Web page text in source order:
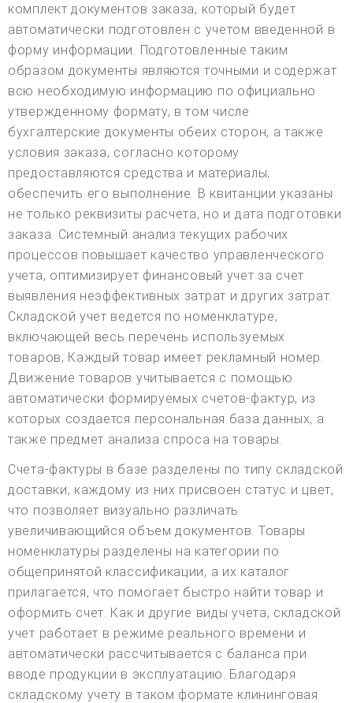
комплект документов заказа, который будет
автоматически подготовлен с учетом введенной в
форму информации. Подготовленные таким
образом документы являются точными и содержат
всю необходимую информацию по официально
утвержденному формату, в том числе
бухгалтерские документы обеих сторон, а также
условия заказа, согласно которому
предоставляются средства и материалы;
обеспечить его выполнение. В квитанции указаны
не только реквизиты расчета, но и дата подготовки
заказа. Системный анализ текущих рабочих
процессов повышает качество управленческого
учета, оптимизирует финансовый учет за счет
выявления неэффективных затрат и других затрат.
Складской учет ведется по номенклатуре,
включающей весь перечень используемых
товаров; Каждый товар имеет рекламный номер.
Движение товаров учитывается с помощью
автоматически формируемых счетов-фактур, из
которых создается персональная база данных, а
также предмет анализа спроса на товары.
Счета-фактуры в базе разделены по типу складской
доставки, каждому из них присвоен статус и цвет,
что позволяет визуально различать
увеличивающийся объем документов. Товары
номенклатуры разделены на категории по
общепринятой классификации, а их каталог
прилагается, что помогает быстро найти товар и
оформить счет. Как и другие виды учета, складской
учет работает в режиме реального времени и
автоматически рассчитывается с баланса при
вводе продукции в эксплуатацию. Благодаря
складскому учету в таком формате клининговая